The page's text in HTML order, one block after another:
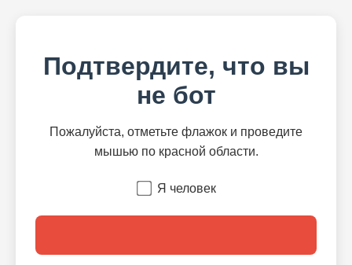
Подтвердите, что вы
не бот
Пожалуйста, отметьте флажок и проведите
мышью по красной области.
Я человек